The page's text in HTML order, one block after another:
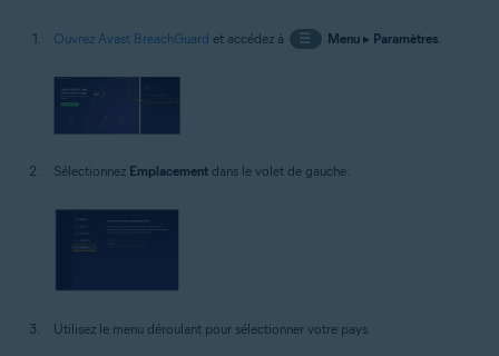
Ouvrez Avast BreachGuard et accédez à ☰ Menu▸ Paramètres.
Sélectionnez Emplacement dans le volet de gauche.
Utilisez le menu déroulant pour sélectionner votre pays.